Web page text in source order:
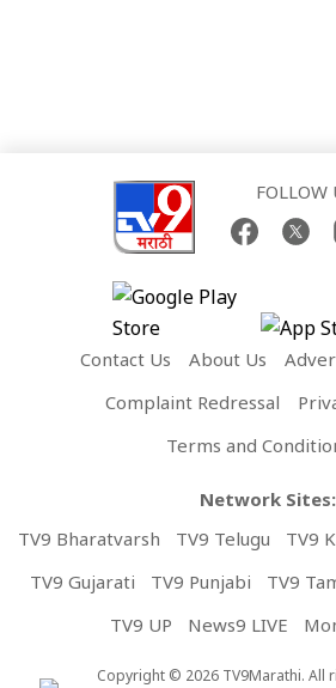
FOLLOW
Contact Us About Us
Complaint Redressal
Terms and
Network Sites:
TV9 Bharatvarsh
TV9 Telugu TV9
TV9 Gujarati
TV9 Punjabi TV9
TV9 UP
News9 LIVE
Copyright © 2026 TV9Marathi. All